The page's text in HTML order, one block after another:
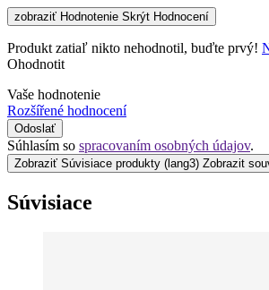
zobraziť Hodnotenie Skrýt Hodnocení
Produkt zatiaľ nikto nehodnotil, buďte prvý!
Ohodnotit
Vaše hodnotenie
Rozšířené hodnocení
Odoslať
Súhlasím so spracovaním osobných údajov.
Zobraziť Súvisiace produkty (lang3) Zobrazit
Súvisiace